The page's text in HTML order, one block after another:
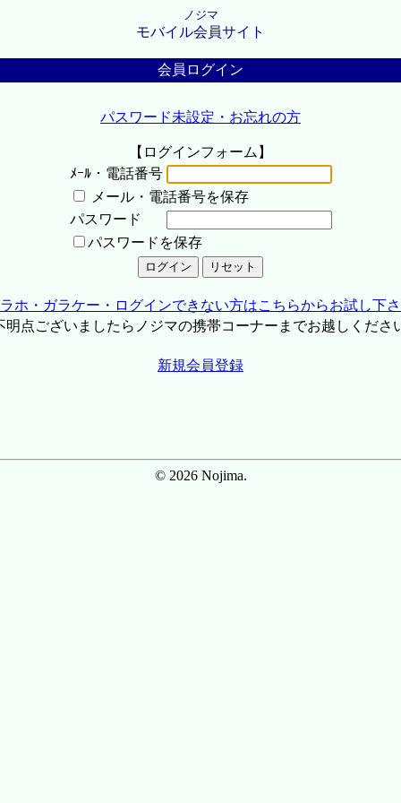
ノジマ
モバイル会員サイト
会員ログイン
パスワード未設定・お忘れの方
【ログインフォーム】
ﾒｰﾙ・電話番号
メール・電話番号を保存
パスワード
パスワードを保存
ホ・ガラケー・ログインできない方はこちらからお試し下
点ございましたらノジマの携帯コーナーまでお越しくださ
新規会員登録
© 2026 Nojima.